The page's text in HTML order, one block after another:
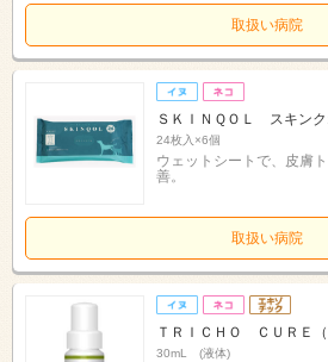
取扱い病院
ＳＫＩＮＱＯＬ スキン
24枚入×6個
ウェットシートで、皮膚
善。
取扱い病院
ＴＲＩＣＨＯ ＣＵＲＥ（
30mL (液体)